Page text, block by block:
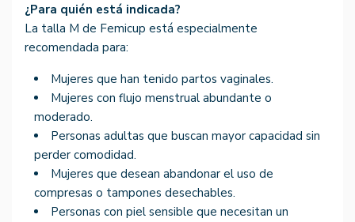
¿Para quién está indicada?
La talla M de Femicup está especialmente
recomendada para:
Mujeres que han tenido partos vaginales.
Mujeres con flujo menstrual abundante o
moderado.
Personas adultas que buscan mayor capacidad sin
perder comodidad.
Mujeres que desean abandonar el uso de
compresas o tampones desechables.
Personas con piel sensible que necesitan un